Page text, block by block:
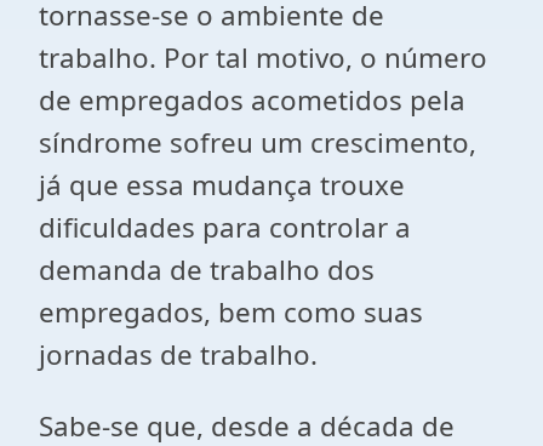
tornasse-se o ambiente de
trabalho. Por tal motivo, o número
de empregados acometidos pela
síndrome sofreu um crescimento,
já que essa mudança trouxe
dificuldades para controlar a
demanda de trabalho dos
empregados, bem como suas
jornadas de trabalho.
Sabe-se que, desde a década de